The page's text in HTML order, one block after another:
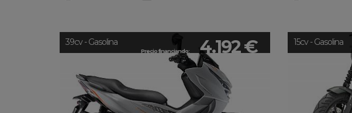
Precio financiando: 4.192 €
39cv - Gasolina 15cv - Gasolina